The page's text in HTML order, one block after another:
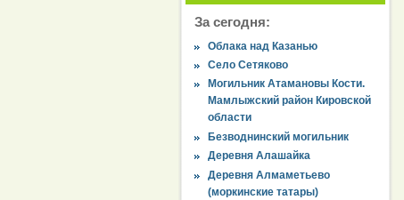
За сегодня:
Облака над Казанью
Село Сетяково
Могильник Атамановы Кости.
Мамлыжский район Кировской
области
Безводнинский могильник
Деревня Алашайка
Деревня Алмаметьево
(моркинские татары)